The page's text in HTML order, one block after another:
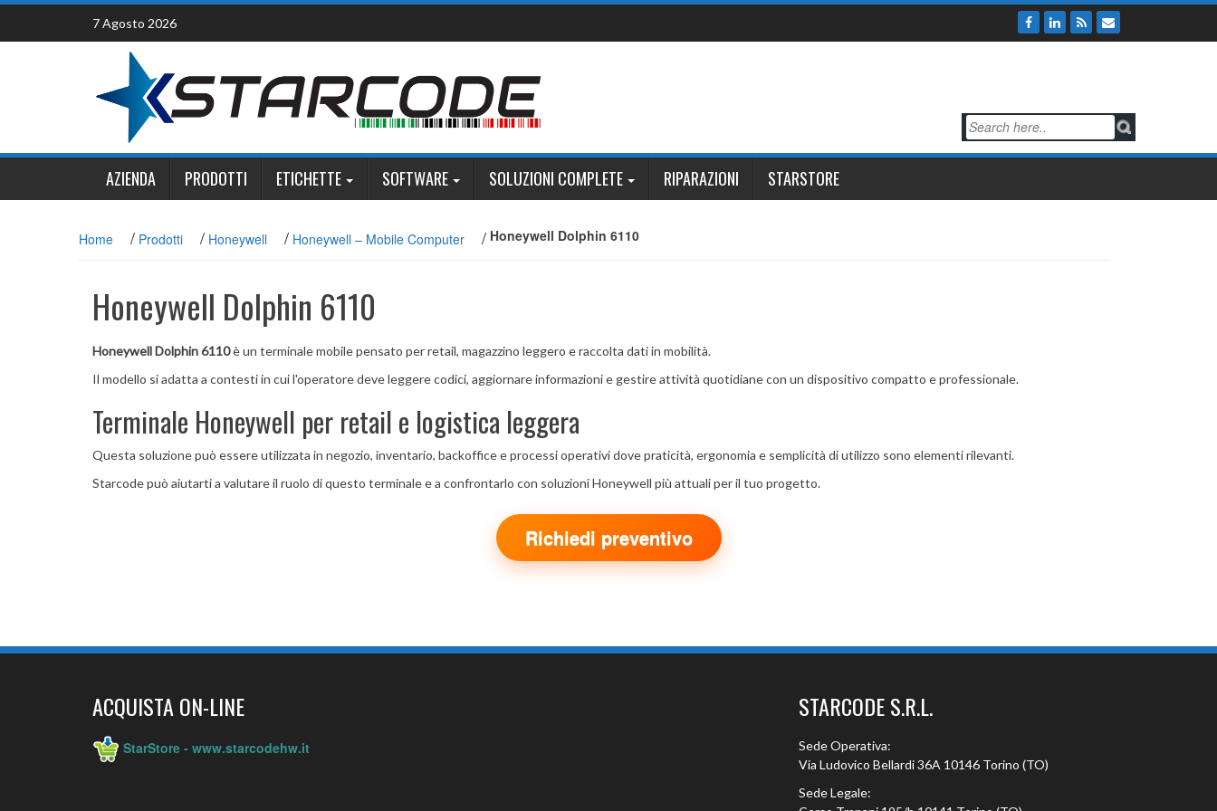
Skip
content
7 Agosto 2026
AZIENDA PRODOTTI ETICHETTE SOFTWARE SOLUZIONI COMPLETE RIPARAZIONI STARSTORE
Home / Prodotti / Honeywell / Honeywell – Mobile Computer / Honeywell Dolphin 6110
Honeywell Dolphin 6110
Honeywell Dolphin 6110è un terminale mobile pensato per retail, magazzino leggero e raccolta dati in mobilità.
Il modello si adatta a contesti in cui l'operatore deve leggere codici, aggiornare informazioni e gestire attività quotidiane con un dispositivo compatto e professionale.
Terminale Honeywell per retail e logistica leggera
Questa soluzione può essere utilizzata in negozio, inventario, backoffice e processi operativi dove praticità, ergonomia e semplicità di utilizzo sono elementi rilevanti.
Starcode può aiutarti a valutare il ruolo di questo terminale e a confrontarlo con soluzioni Honeywell più attuali per il tuo progetto.
Richiedi preventivo
ACQUISTA ON-LINE
StarStore - www.starcodehw.it
STARCODE S.R.L.
Sede Operativa:
Via Ludovico Bellardi 36A 10146 Torino (TO)
Sede Legale: